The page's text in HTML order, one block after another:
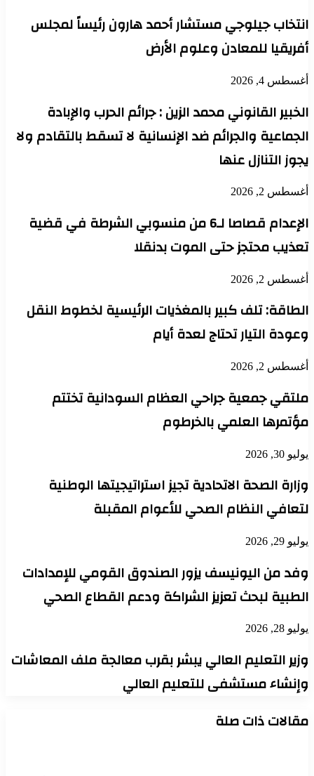
انتخاب جيلوجي مستشار أحمد هارون رئيساً لمجلس
أفريقيا للمعادن وعلوم الأرض
أغسطس 4, 2026
الخبير القانوني محمد الزين : جرائم الحرب والإبادة
الجماعية والجرائم ضد الإنسانية لا تسقط بالتقادم ولا
يجوز التنازل عنها
أغسطس 2, 2026
الإعدام قصاصا لـ6 من منسوبي الشرطة في قضية
تعذيب محتجز حتى الموت بدنقلا
أغسطس 2, 2026
الطاقة: تلف كبير بالمغذيات الرئيسية لخطوط النقل
وعودة التيار تحتاج لعدة أيام
أغسطس 2, 2026
ملتقي جمعية جراحي العظام السودانية تختتم
مؤتمرها العلمي بالخرطوم
يوليو 30, 2026
وزارة الصحة الاتحادية تجيز استراتيجيتها الوطنية
لتعافي النظام الصحي للأعوام المقبلة
يوليو 29, 2026
وفد من اليونيسف يزور الصندوق القومي للإمدادات
الطبية لبحث تعزيز الشراكة ودعم القطاع الصحي
يوليو 28, 2026
وزير التعليم العالي يبشر بقرب معالجة ملف المعاشات
وإنشاء مستشفى للتعليم العالي
مقالات ذات صلة